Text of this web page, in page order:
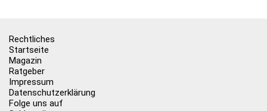
Rechtliches
Startseite
Magazin
Ratgeber
Impressum
Datenschutzerklärung
Folge uns auf